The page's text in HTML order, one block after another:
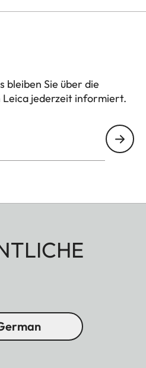
bleiben Sie über die
jederzeit informiert.